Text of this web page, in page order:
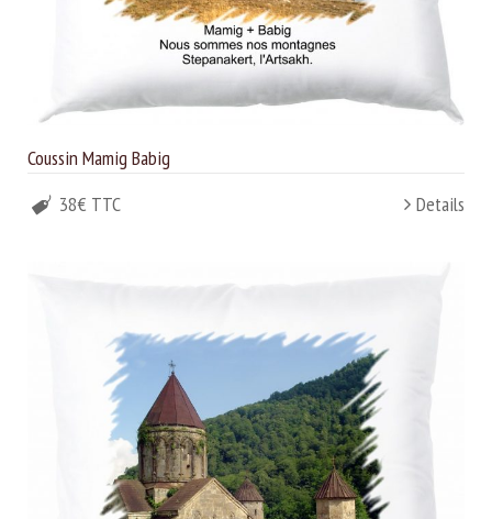
Coussin Mamig Babig
38€ TTC
Details